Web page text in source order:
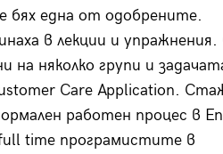
бях една от одобрените.
в лекции и упражнения.
на няколко групи и
Care Application.
работен процес в
time програмистите в